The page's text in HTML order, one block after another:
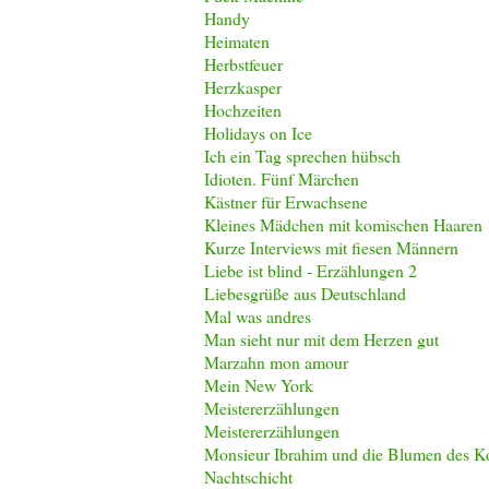
Handy
Heimaten
Herbstfeuer
Herzkasper
Hochzeiten
Holidays on Ice
Ich ein Tag sprechen hübsch
Idioten. Fünf Märchen
Kästner für Erwachsene
Kleines Mädchen mit komischen Haaren
Kurze Interviews mit fiesen Männern
Liebe ist blind - Erzählungen 2
Liebesgrüße aus Deutschland
Mal was andres
Man sieht nur mit dem Herzen gut
Marzahn mon amour
Mein New York
Meistererzählungen
Meistererzählungen
Monsieur Ibrahim und die Blumen des
Nachtschicht